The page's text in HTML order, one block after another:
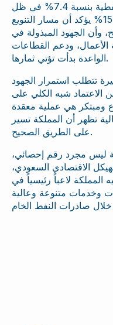
النجاح في زيادة الصادرات غير النفطية بنسبة 7.4% في ظل
انخفاض الصادرات النفطية بنسبة 15.5% يؤكد أن مسار التنويع
وأن الجهود المبذولة في
الأعمال، ودعم القطاعات
الواعدة بدأت تؤتي ثمارها.
تتطلب استمرار الجهود
الاعتماد شبه الكلي على
ومبتكر هي عملية معقدة
تظهر أن المملكة تسير
على الطريق الصحيح.
ليس مجرد رقم إحصائي،
الاقتصادي السعودي،
لاعباً رئيسياً في
وخدمات متنوعة وعالية